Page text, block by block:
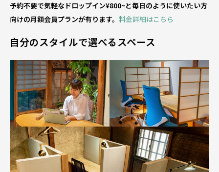
予約不要で気軽なドロップイン¥800~と毎日のように使いたい方
向けの月額会員プランが有ります。 料金詳細はこちら
自分のスタイルで選べるスペース